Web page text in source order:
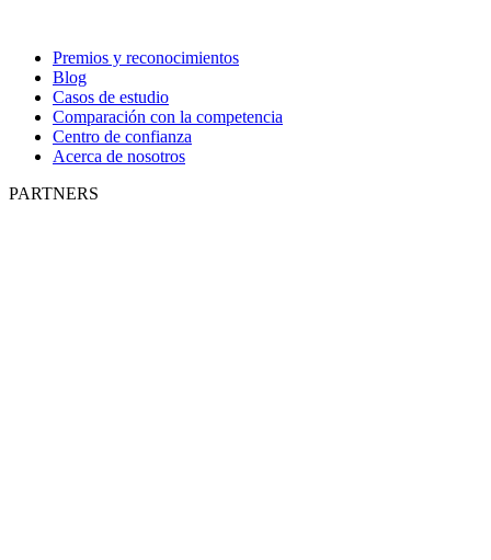
Premios y reconocimientos
Blog
Casos de estudio
Comparación con la competencia
Centro de confianza
Acerca de nosotros
PARTNERS